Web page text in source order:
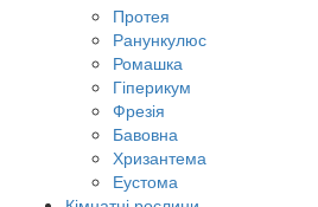
Протея
Ранункулюс
Ромашка
Гіперикум
Фрезія
Бавовна
Хризантема
Еустома